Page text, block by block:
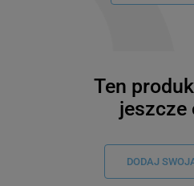
Ten
jeszcze
DODAJ